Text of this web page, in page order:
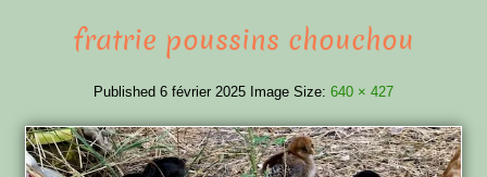
fratrie poussins chouchou
Published 6 février 2025 Image Size: 640 × 427